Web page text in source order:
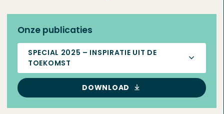
Onze publicaties
SPECIAL 2025 – INSPIRATIE UIT DE
TOEKOMST
DOWNLOAD